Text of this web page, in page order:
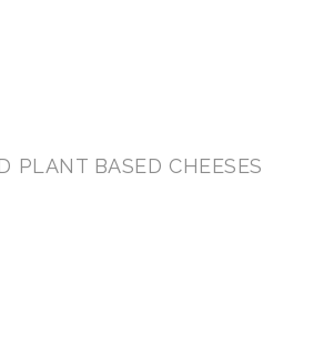
PLANT BASED CHEESES